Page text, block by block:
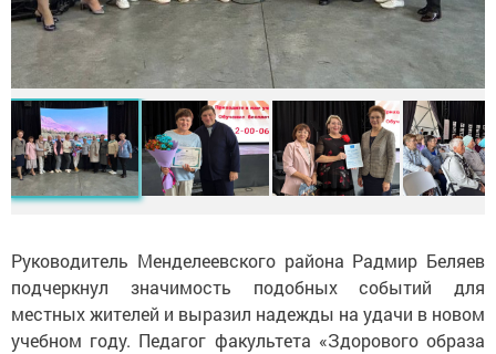
Руководитель Менделеевского района Радмир Беляев
подчеркнул значимость подобных событий для
местных жителей и выразил надежды на удачи в новом
учебном году. Педагог факультета «Здорового образа